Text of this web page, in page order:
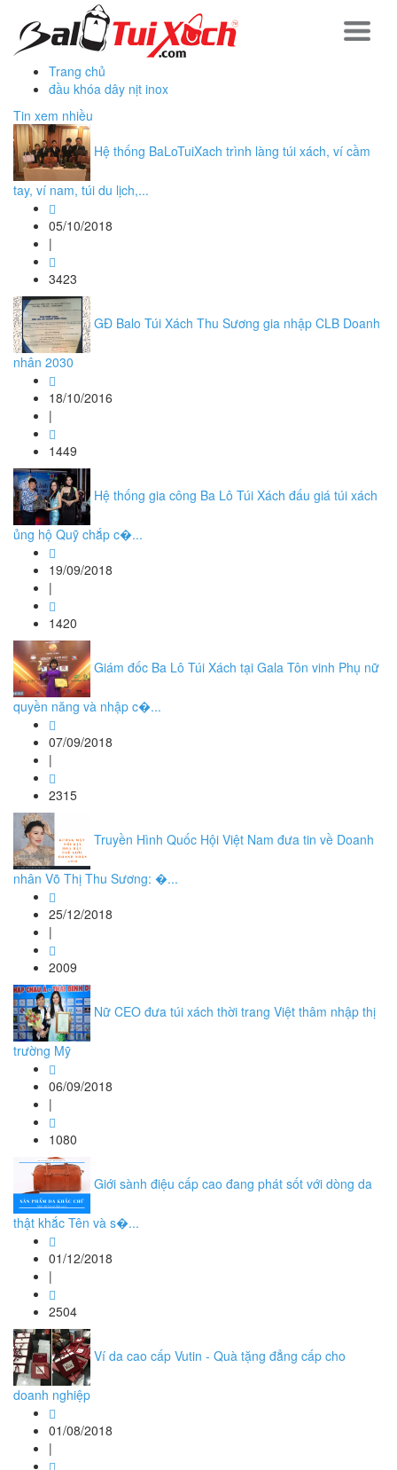
Trang chủ
đầu khóa dây nịt inox
Tin xem nhiều
Hệ thống BaLoTuiXach trình làng túi xách, ví cầm
tay, ví nam, túi du lịch,...
05/10/2018
|
3423
GĐ Balo Túi Xách Thu Sương gia nhập CLB Doanh
nhân 2030
18/10/2016
|
1449
Hệ thống gia công Ba Lô Túi Xách đấu giá túi xách
ủng hộ Quỹ chắp c�...
19/09/2018
|
1420
Giám đốc Ba Lô Túi Xách tại Gala Tôn vinh Phụ nữ
quyền năng và nhập c�...
07/09/2018
|
2315
Truyền Hình Quốc Hội Việt Nam đưa tin về Doanh
nhân Võ Thị Thu Sương: �...
25/12/2018
|
2009
Nữ CEO đưa túi xách thời trang Việt thâm nhập thị
trường Mỹ
06/09/2018
|
1080
Giới sành điệu cấp cao đang phát sốt với dòng da
thật khắc Tên và s�...
01/12/2018
|
2504
Ví da cao cấp Vutin - Quà tặng đẳng cấp cho
doanh nghiệp
01/08/2018
|